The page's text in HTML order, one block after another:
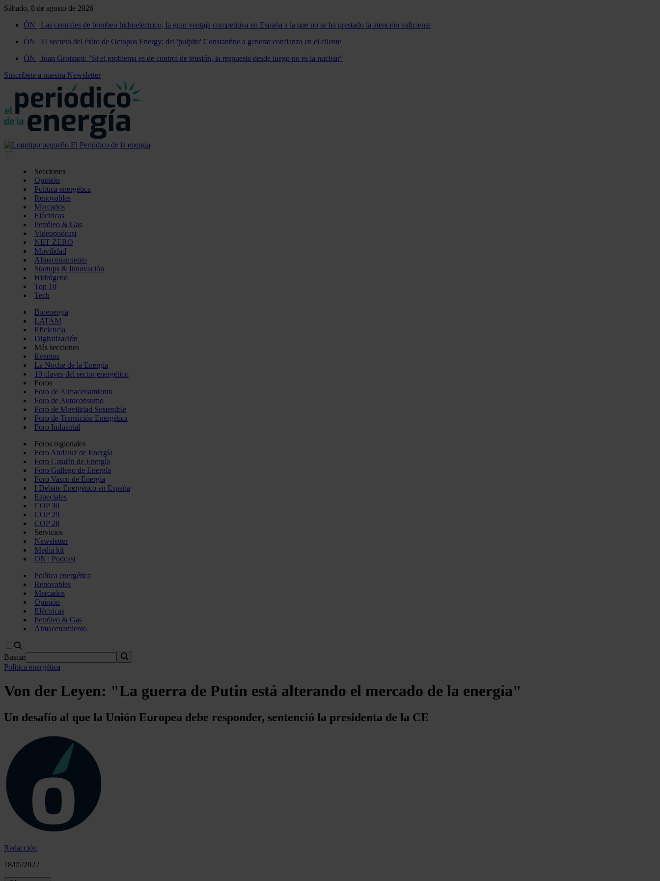
Sábado, 8 de agosto de 2026
ÓN | Las centrales de bombeo hidroeléctrico, la gran ventaja competitiva en España a la que no se ha prestado la atención suficiente
ÓN | El secreto del éxito de Octopus Energy: del 'pulpito' Constantine a generar confianza en el cliente
ÓN | Joan Groizard: "Si el problema es de control de tensión, la respuesta desde luego no es la nuclear"
Suscríbete a nuestra Newsletter
Secciones
Opinión
Política energética
Renovables
Mercados
Eléctricas
Petróleo & Gas
Videopodcast
NET ZERO
Movilidad
Almacenamiento
Startups & Innovación
Hidrógeno
Top 10
Tech
Bioenergía
LATAM
Eficiencia
Digitalización
Más secciones
Eventos
La Noche de la Energía
10 claves del sector energético
Foros
Foro de Almacenamiento
Foro de Autoconsumo
Foro de Movilidad Sostenible
Foro de Transición Energética
Foro Industrial
Foros regionales
Foro Andaluz de Energía
Foro Catalán de Energía
Foro Gallego de Energía
Foro Vasco de Energía
I Debate Energético en España
Especiales
COP 30
COP 29
COP 28
Servicios
Newsletter
Media kit
ON | Podcast
Política energética
Renovables
Mercados
Opinión
Eléctricas
Petróleo & Gas
Almacenamiento
Buscar
Política energética
Von der Leyen: "La guerra de Putin está alterando el mercado de la energía"
Un desafío al que la Unión Europea debe responder, sentenció la presidenta de la CE
Redacción
18/05/2022